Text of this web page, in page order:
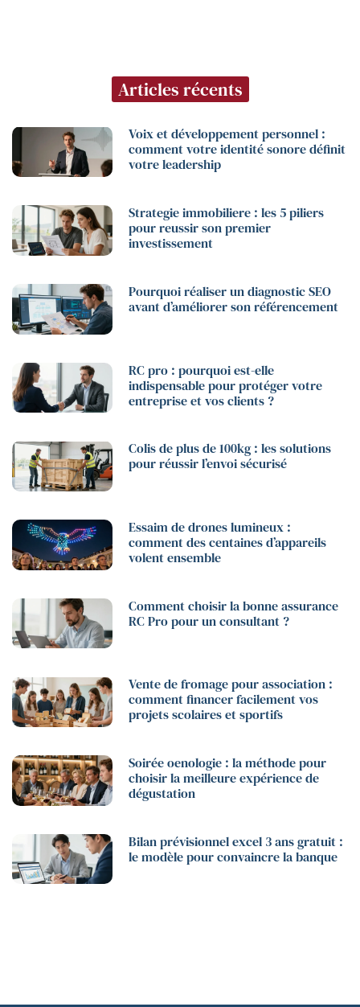
Articles récents
Voix et développement personnel :
comment votre identité sonore définit
votre leadership
Strategie immobiliere : les 5 piliers
pour reussir son premier
investissement
Pourquoi réaliser un diagnostic SEO
avant d’améliorer son référencement
RC pro : pourquoi est-elle
indispensable pour protéger votre
entreprise et vos clients ?
Colis de plus de 100kg : les solutions
pour réussir l’envoi sécurisé
Essaim de drones lumineux :
comment des centaines d’appareils
volent ensemble
Comment choisir la bonne assurance
RC Pro pour un consultant ?
Vente de fromage pour association :
comment financer facilement vos
projets scolaires et sportifs
Soirée oenologie : la méthode pour
choisir la meilleure expérience de
dégustation
Bilan prévisionnel excel 3 ans gratuit :
le modèle pour convaincre la banque